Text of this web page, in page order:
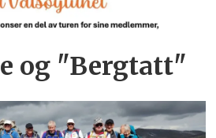
og "Bergtatt"